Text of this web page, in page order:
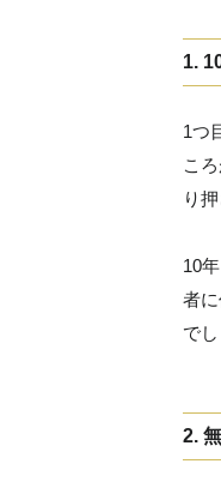
1.
1つ
こ
り
10
者
でし
2.